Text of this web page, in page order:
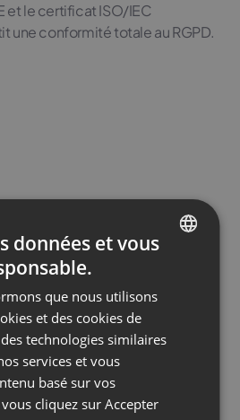
et le certificat ISO/IEC
une conformité totale au RGPD.
E2EE, l’authentification unique
pour protéger vos
FRENCH
données et vous
que nous utilisons
et des cookies de
technologies similaires
services et vous
basé sur vos
cliquez sur Accepter